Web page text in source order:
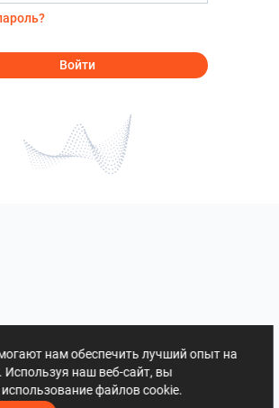
Войти
нам обеспечить лучший опыт на
Используя наш веб-сайт, вы
файлов cookie.